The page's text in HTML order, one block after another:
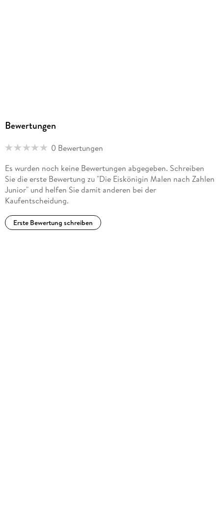
Bewertungen
0 Bewertungen
Es wurden noch keine Bewertungen abgegeben. Schreiben
Sie die erste Bewertung zu "Die Eiskönigin Malen nach Zahlen
Junior" und helfen Sie damit anderen bei der
Kaufentscheidung.
Erste Bewertung schreiben